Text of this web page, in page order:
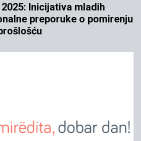
Inicijativa mladih
preporuke o pomirenju